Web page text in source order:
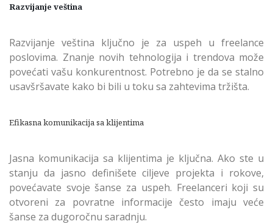
Razvijanje veština
Razvijanje veština ključno je za uspeh u freelance
poslovima. Znanje novih tehnologija i trendova može
povećati vašu konkurentnost. Potrebno je da se stalno
usavšršavate kako bi bili u toku sa zahtevima tržišta.
Efikasna komunikacija sa klijentima
Jasna komunikacija sa klijentima je ključna. Ako ste u
stanju da jasno definišete ciljeve projekta i rokove,
povećavate svoje šanse za uspeh. Freelanceri koji su
otvoreni za povratne informacije često imaju veće
šanse za dugoročnu saradnju.